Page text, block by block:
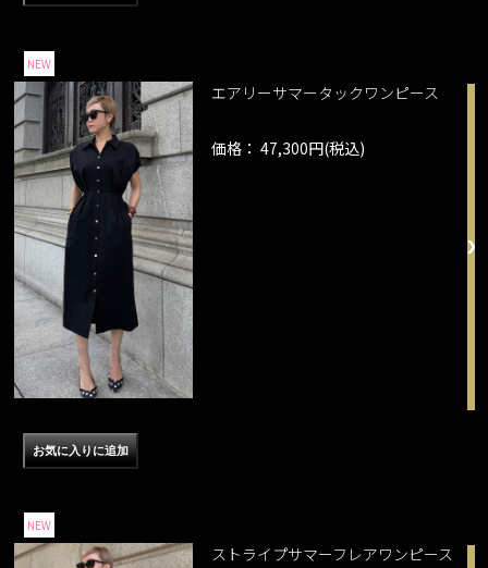
NEW
エアリーサマータックワンピース
価格： 47,300円(税込)
NEW
ストライプサマーフレアワンピース